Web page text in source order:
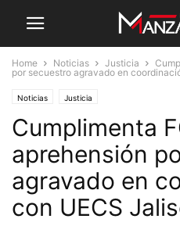
Home Noticias Justicia
por secuestro agravado en
Noticias Justicia
Cumplimenta
aprehensión
agravado en
con UECS